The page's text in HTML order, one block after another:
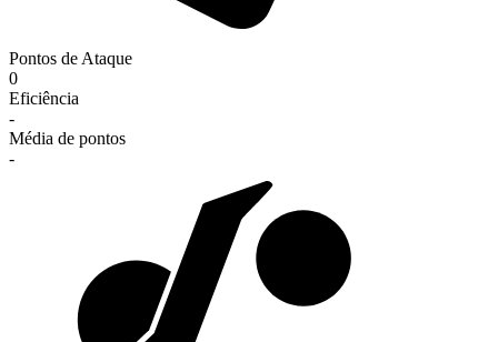
Pontos de Ataque
0
Eficiência
-
Média de pontos
-